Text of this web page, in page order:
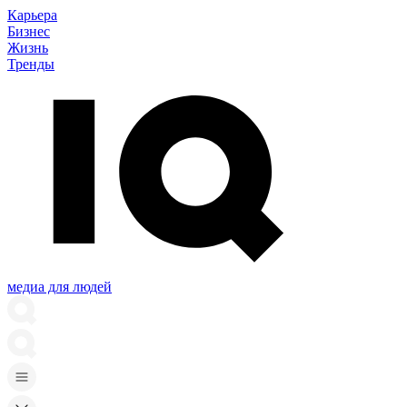
Карьера
Бизнес
Жизнь
Тренды
медиа для людей